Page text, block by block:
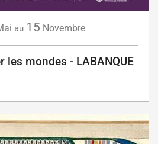
au 15 Novembre
les mondes - LABANQUE